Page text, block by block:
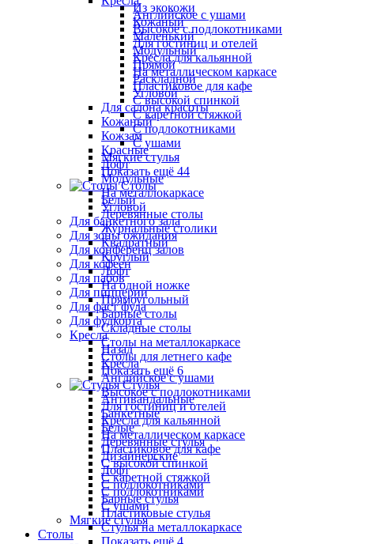
Английское с ушами
Высокое с подлокотниками
Для гостиниц и отелей
Кресла для кальянной
На металлическом каркасе
Пластиковое для кафе
С высокой спинкой
С каретной стяжкой
С подлокотниками
С ушами
Мягкие стулья
Показать ещё 44
Столы
Белый
Деревянные столы
Журнальные столики
Квадратный
Круглый
Лофт
На одной ножке
Прямоугольный
Барные столы
Складные столы
Столы на металлокаркасе
Столы для летнего кафе
Показать ещё 6
Стулья
Антивандальные
Банкетные
Белые
Деревянные стулья
Дизайнерские
Лофт
С подлокотниками
Барные стулья
Пластиковые стулья
Стулья на металлокаркасе
Показать ещё 4
Из экокожи
Кожаный
Маленький
Модульный
Прямой
Раскладной
Угловой
Для салона красоты
Кожаный
Кожзам
Красные
Лофт
Модульные
На металлокаркасе
Угловой
Для банкетного зала
Для зоны ожидания
Для конференц залов
Для кофеен
Для пабов
Для пиццерии
Для фаст фуда
Для фудкорта
Кресла
Назад
Кресла
Английское с ушами
Высокое с подлокотниками
Для гостиниц и отелей
Кресла для кальянной
На металлическом каркасе
Пластиковое для кафе
С высокой спинкой
С каретной стяжкой
С подлокотниками
С ушами
Мягкие стулья
Столы